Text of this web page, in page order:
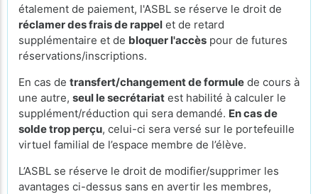
étalement de paiement, l'ASBL se réserve le droit de
réclamer des frais de rappel et de retard
supplémentaire et de bloquer l'accès pour de futures
réservations/inscriptions.
En cas de transfert/changement de formule de cours à
une autre, seul le secrétariat est habilité à calculer le
supplément/réduction qui sera demandé. En cas de
solde trop perçu, celui-ci sera versé sur le portefeuille
virtuel familial de l’espace membre de l’élève.
L’ASBL se réserve le droit de modifier/supprimer les
avantages ci-dessus sans en avertir les membres,